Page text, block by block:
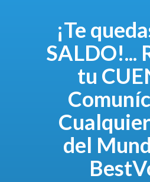
¡Te
SALDO!...
tu
del